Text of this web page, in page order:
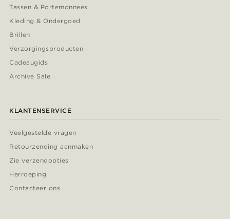
Tassen & Portemonnees
Kleding & Ondergoed
Brillen
Verzorgingsproducten
Cadeaugids
Archive Sale
KLANTENSERVICE
Veelgestelde vragen
Retourzending aanmaken
Zie verzendopties
Herroeping
Contacteer ons